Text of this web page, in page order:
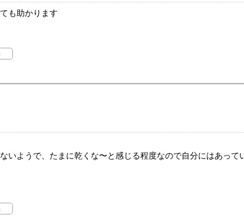
も助かります
いようで、たまに乾くな〜と感じる程度なので自分にはあって